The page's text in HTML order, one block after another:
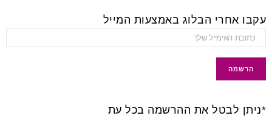
עקבו אחרי הבלוג באמצעות המייל
*ניתן לבטל את ההרשמה בכל עת